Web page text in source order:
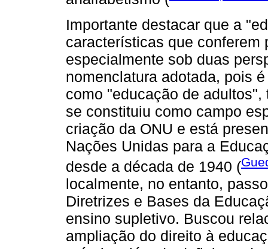
Importante destacar que a
características que conferem
especialmente sob duas
nomenclatura adotada, pois
como "educação de
se constituiu como campo
criação da ONU e está
Nações Unidas para a
desde a década de 1940 (
localmente, no entanto,
Diretrizes e Bases da
ensino supletivo. Buscou
ampliação do direito à